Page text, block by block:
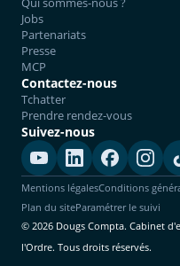
Jobs
Partenariats
Presse
MCP
Contactez-nous
Tchatter
Prendre rendez-vous
Suivez-nous
Mentions légalesConditions
Plan du siteParamétrer le suivi
© 2026 Dougs Compta. Cabinet
l'Ordre. Tous droits réservés.